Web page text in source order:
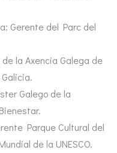
Gerente del Parc del
la Axencia Galega de
Galego de la
Parque Cultural del
de la UNESCO.